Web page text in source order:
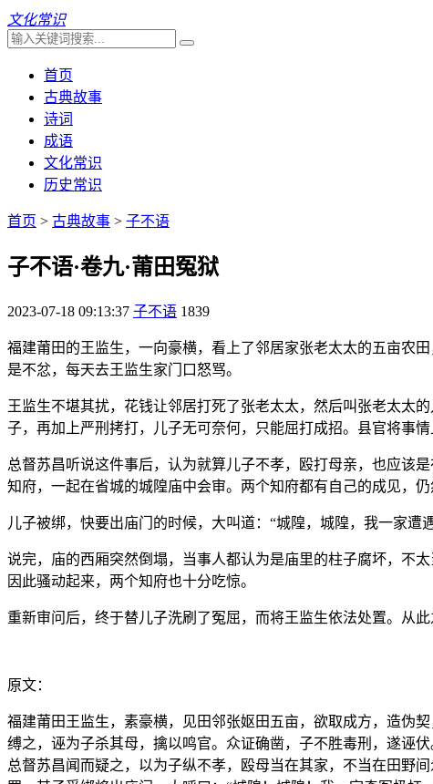
文化常识
首页
古典故事
诗词
成语
文化常识
历史常识
首页 > 古典故事 > 子不语
子不语·卷九·莆田冤狱
2023-07-18 09:13:37 子不语 1839
福建莆田的王监生，一向豪横，看上了邻居家张老太太的五亩农
是不忿，每天去王监生家门口怒骂。
王监生不堪其扰，花钱让邻居打死了张老太太，然后叫张老太太
子，再加上严刑拷打，儿子无可奈何，只能屈打成招。县官将事情
总督苏昌听说这件事后，认为就算儿子不孝，殴打母亲，也应该
知府，一起在省城的城隍庙中会审。两个知府都有自己的成见，仍
儿子被绑，快要出庙门的时候，大叫道：“城隍，城隍，我一家
说完，庙的西厢突然倒塌，当事人都认为是庙里的柱子腐坏，不
因此骚动起来，两个知府也十分吃惊。
重新审问后，终于替儿子洗刷了冤屈，而将王监生依法处置。从
原文：
福建莆田王监生，素豪横，见田邻张妪田五亩，欲取成方，造伪
缚之，诬为子杀其母，擒以鸣官。众证确凿，子不胜毒刑，遂诬伏
总督苏昌闻而疑之，以为子纵不孝，殴母当在其家，不当在田野